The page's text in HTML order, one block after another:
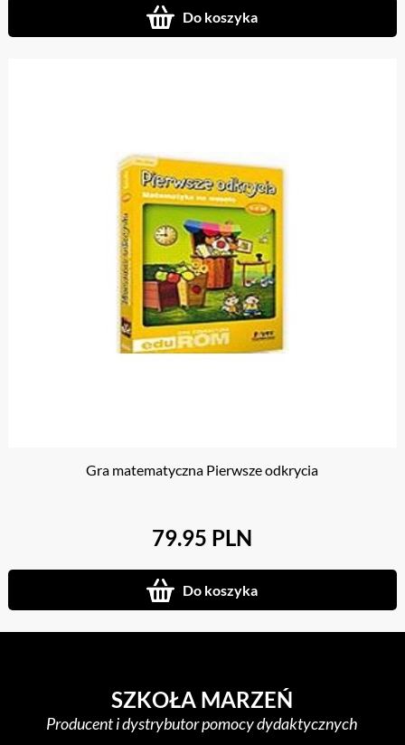
Do koszyka
Gra matematyczna Pierwsze odkrycia
79.95 PLN
Do koszyka
SZKOŁA MARZEŃ
Producent i dystrybutor pomocy dydaktycznych